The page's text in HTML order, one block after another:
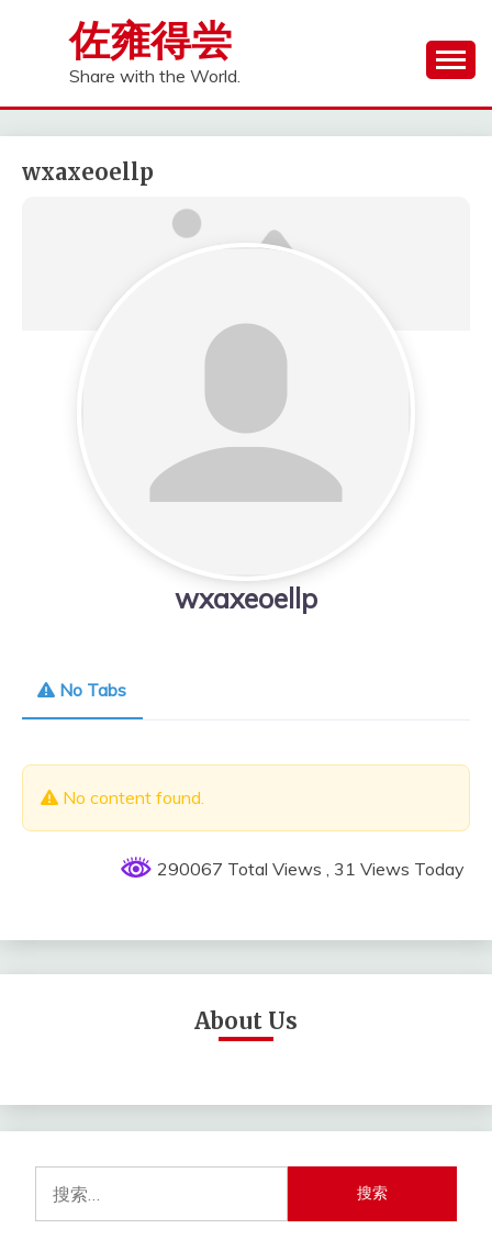
佐雍得尝
Share with the World.
wxaxeoellp
wxaxeoellp
No Tabs
No content found.
290067 Total Views , 31 Views Today
About Us
索：